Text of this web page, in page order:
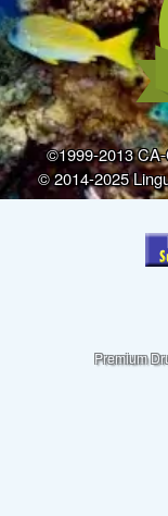
©1999-2013
© 2014-2025
Premium